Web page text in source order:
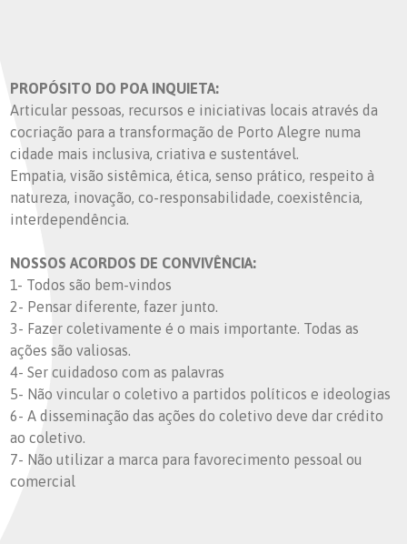
PROPÓSITO DO POA INQUIETA:
Articular pessoas, recursos e iniciativas locais através da
cocriação para a transformação de Porto Alegre numa
cidade mais inclusiva, criativa e sustentável.
Empatia, visão sistêmica, ética, senso prático, respeito à
natureza, inovação, co-responsabilidade, coexistência,
interdependência.
NOSSOS ACORDOS DE CONVIVÊNCIA:
1- Todos são bem-vindos
2- Pensar diferente, fazer junto.
3- Fazer coletivamente é o mais importante. Todas as
ações são valiosas.
4- Ser cuidadoso com as palavras
5- Não vincular o coletivo a partidos políticos e ideologias
6- A disseminação das ações do coletivo deve dar crédito
ao coletivo.
7- Não utilizar a marca para favorecimento pessoal ou
comercial